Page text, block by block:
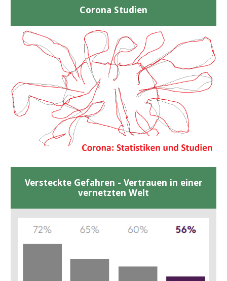
Corona Studien
Versteckte Gefahren - Vertrauen in einer
vernetzten Welt